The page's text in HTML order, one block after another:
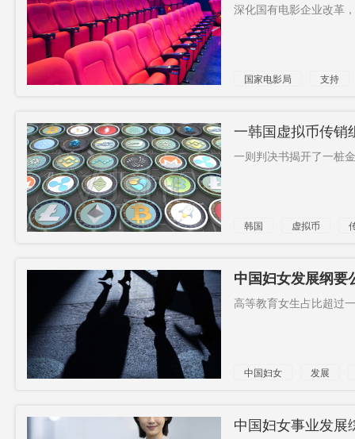
深化国有电影企业改革
国家电影局
支持
一韩国虚拟币传销
一则判决书揭开了一桩
韩国 虚拟币
中国妇女发展纲要
高等教育女生占比超过
中国妇女 发展
中国妇女事业发展